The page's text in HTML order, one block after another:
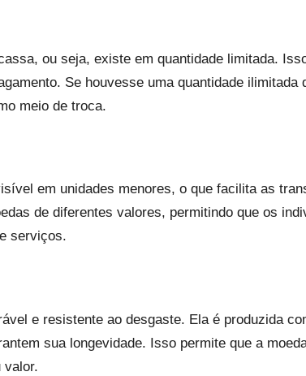
ou seja, existe em quantidade limitada.
Se houvesse uma quantidade
meio de troca.
em unidades menores, o que facilita as
de diferentes valores, permitindo que os
serviços.
e resistente ao desgaste. Ela é produzida
sua longevidade. Isso permite que a
valor.